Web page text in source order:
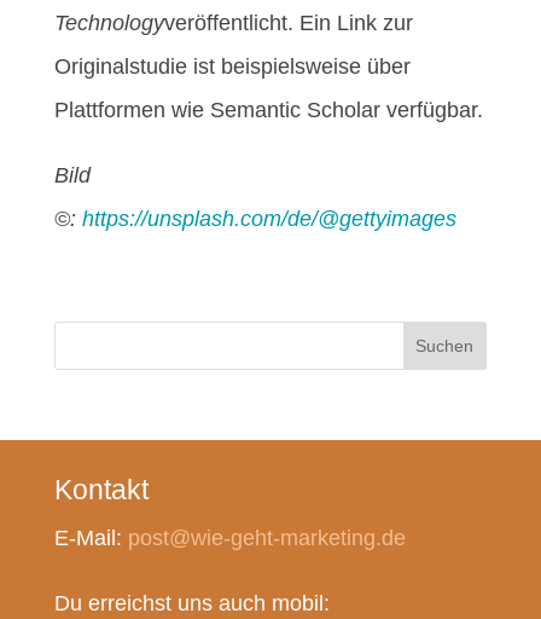
Technologyveröffentlicht. Ein Link zur
Originalstudie ist beispielsweise über
Plattformen wie Semantic Scholar verfügbar.
Bild
©: https://unsplash.com/de/@gettyimages
Suchen
Kontakt
E-Mail: post@wie-geht-marketing.de
Du erreichst uns auch mobil: